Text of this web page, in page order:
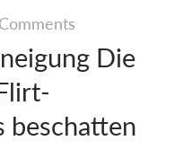
Die
beschatten